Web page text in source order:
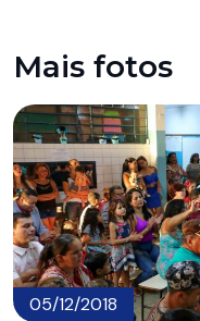
Mais fotos
05/12/2018